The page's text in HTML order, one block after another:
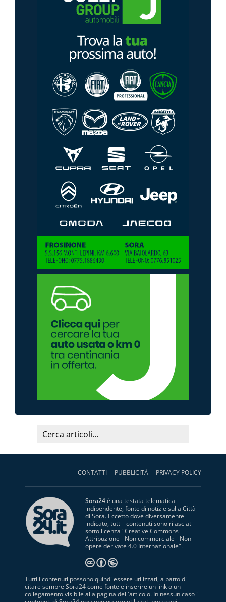
CONTATTI PUBBLICITÀ PRIVACY POLICY
Sora24è una testata telematica
indipendente, fonte di notizie sulla Città
di Sora. Eccetto dove diversamente
indicato, tutti i contenuti sono rilasciati
sotto licenza "Creative Commons
Attribuzione - Non commerciale - Non
opere derivate 4.0 Internazionale".
Tutti i contenuti possono quindi essere utilizzati, a patto di
citare sempre Sora24 come fonte e inserire un link o un
collegamento visibile alla pagina dell'articolo. In nessun caso i